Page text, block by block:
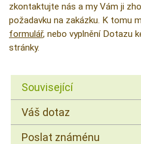
zkontaktujte nás a my Vám ji
požadavku na zakázku. K tomu
formulář, nebo vyplnění Dotazu
stránky.
Související
Váš dotaz
Poslat známénu